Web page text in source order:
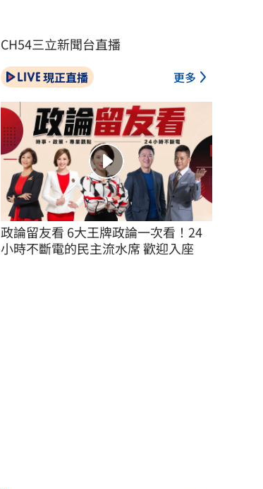
CH54三立新聞台直播
現正直播 更多
政論留友看 6大王牌政論一次看！24
小時不斷電的民主流水席 歡迎入座